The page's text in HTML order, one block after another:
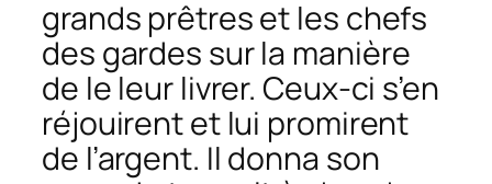
grands prêtres et les chefs
des gardes sur la manière
de le leur livrer. Ceux-ci s’en
réjouirent et lui promirent
de l’argent. Il donna son